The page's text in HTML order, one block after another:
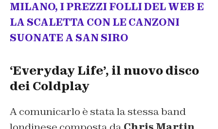
MILANO, I PREZZI FOLLI DEL WEB E
LA SCALETTA CON LE CANZONI
SUONATE A SAN SIRO
‘Everyday Life’, il nuovo disco
dei Coldplay
A comunicarlo è stata la stessa band